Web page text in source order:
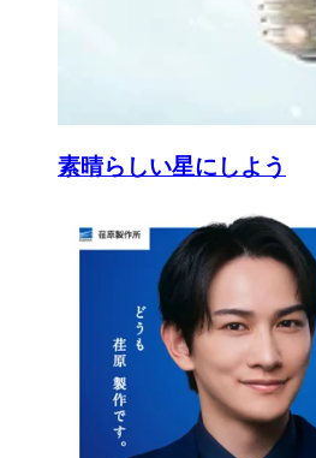
素晴らしい星にしよう